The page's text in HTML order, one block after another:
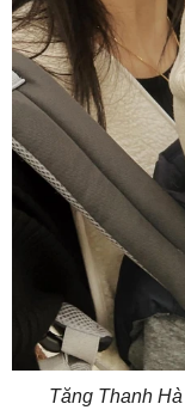
Tăng Thanh